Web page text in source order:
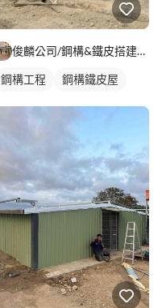
俊麟公司/鋼構&鐵皮搭建&採光罩
鋼構工程 鋼構鐵皮屋